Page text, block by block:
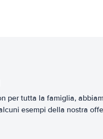
per tutta la famiglia,
esempi della nostra